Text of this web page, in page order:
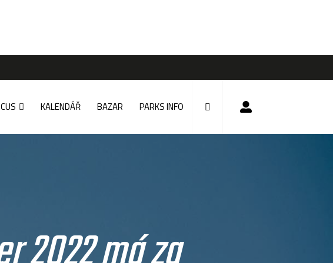
KALENDÁŘ BAZAR PARKS INFO